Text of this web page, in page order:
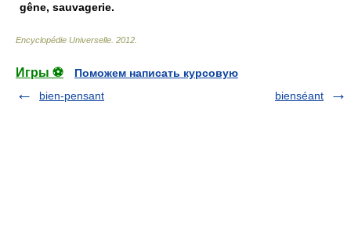
gêne, sauvagerie.
Encyclopédie Universelle 2012
Игры ⚽
Поможем написать курсовую
bien-pensant
bienséant